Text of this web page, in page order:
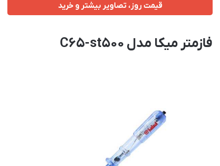
قیمت روز، تصاویر بیشتر و خرید
فازمتر میکا مدل C65-st500